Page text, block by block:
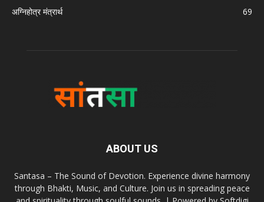
अग्निहोत्र मंत्रार्थ
69
ABOUT US
Santasa – The Sound of Devotion. Experience divine harmony
through Bhakti, Music, and Culture. Join us in spreading peace